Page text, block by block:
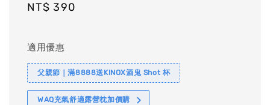
Regular
NT$ 390
適用優惠
父親節｜滿8888送KINOX酒鬼 Shot 杯
WAQ充氣舒適露營枕加價購